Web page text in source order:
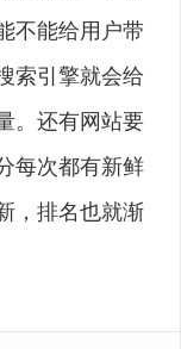
不能给用户带
索引擎就会给
。还有网站要
每次都有新鲜
，排名也就渐